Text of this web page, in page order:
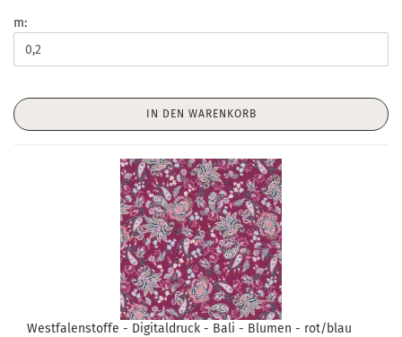
m:
IN DEN WARENKORB
Westfalenstoffe - Digitaldruck - Bali - Blumen - rot/blau